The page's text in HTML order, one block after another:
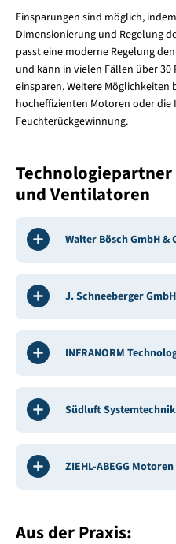
Einsparungen sind möglich,
Dimensionierung und Regelung
passt eine moderne Regelung
und kann in vielen Fällen über 30
einsparen. Weitere Möglichkeiten
hocheffizienten Motoren oder
Feuchterückgewinnung.
und Ventilatoren
Walter Bösch GmbH &
J. Schneeberger GmbH
INFRANORM
Südluft
ZIEHL-ABEGG
Aus der Praxis: